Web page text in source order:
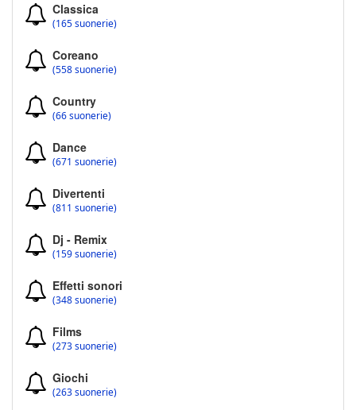
Classica
(165 suonerie)
Coreano
(558 suonerie)
Country
(66 suonerie)
Dance
(671 suonerie)
Divertenti
(811 suonerie)
Dj - Remix
(159 suonerie)
Effetti sonori
(348 suonerie)
Films
(273 suonerie)
Giochi
(263 suonerie)